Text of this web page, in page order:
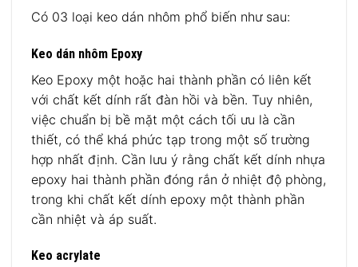
Có 03 loại keo dán nhôm phổ biến như sau:
Keo dán nhôm Epoxy
Keo Epoxy một hoặc hai thành phần có liên kết
với chất kết dính rất đàn hồi và bền. Tuy nhiên,
việc chuẩn bị bề mặt một cách tối ưu là cần
thiết, có thể khá phức tạp trong một số trường
hợp nhất định. Cần lưu ý rằng chất kết dính nhựa
epoxy hai thành phần đóng rắn ở nhiệt độ phòng,
trong khi chất kết dính epoxy một thành phần
cần nhiệt và áp suất.
Keo acrylate